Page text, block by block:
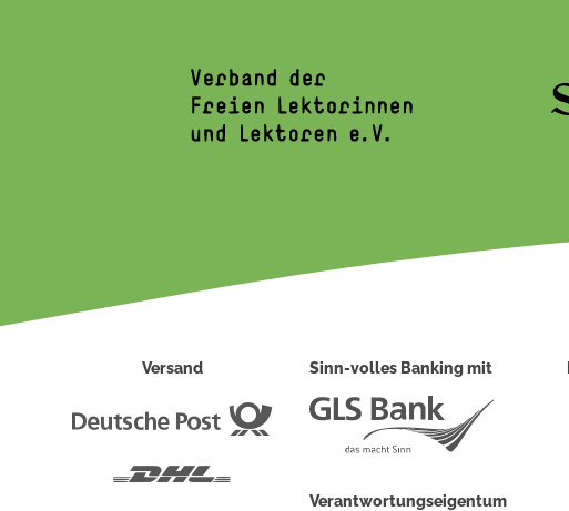
Versand
Deutsche
Sinn-volles Banking mit
Verantwortungseigentum